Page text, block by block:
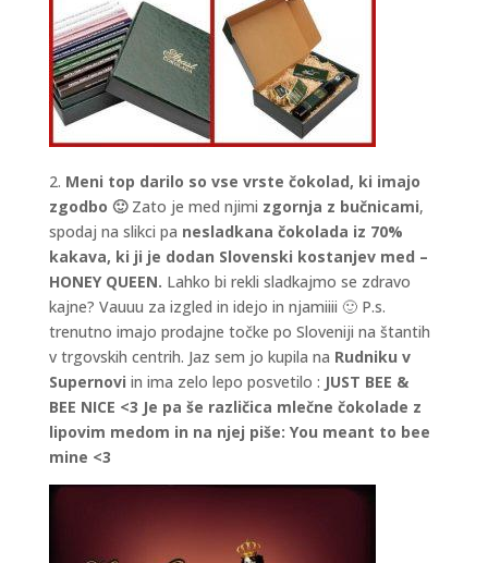
2. Meni top darilo so vse vrste čokolad, ki imajo
zgodbo 🙂Zato je med njimi zgornja z bučnicami,
spodaj na slikci pa nesladkana čokolada iz 70%
kakava, ki ji je dodan Slovenski kostanjev med –
HONEY QUEEN. Lahko bi rekli sladkajmo se zdravo
kajne? Vauuu za izgled in idejo in njamiiii 🙂 P.s.
trenutno imajo prodajne točke po Sloveniji na štantih
v trgovskih centrih. Jaz sem jo kupila na Rudniku v
Supernovi in ima zelo lepo posvetilo : JUST BEE &
BEE NICE <3 Je pa še različica mlečne čokolade z
lipovim medom in na njej piše: You meant to bee
mine <3